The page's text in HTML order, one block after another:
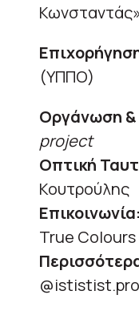
(ΥΠΠΟ)
Οργάνωση
project
Οπτική
Κουτρούλης
Επικοινωνία:
True